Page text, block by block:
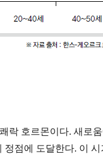
락 호르몬이다. 새로
정점에 도달한다. 이